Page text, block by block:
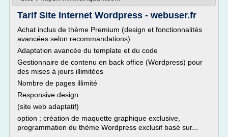
Tarif Site Internet Wordpress - webuser.fr
Achat inclus de thème Premium (design et fonctionnalités
avancées selon recommandations)
Adaptation avancée du template et du code
Gestionnaire de contenu en back office (Wordpress) pour
des mises à jours illimitées
Nombre de pages illimité
Responsive design
(site web adaptatif)
option : création de maquette graphique exclusive,
programmation du thème Wordpress exclusif basé sur...